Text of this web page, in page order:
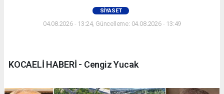
SIYASET
04.08.2026 - 13:24, Güncelleme: 04.08.2026 - 13:49
KOCAELİ HABERİ - Cengiz Yucak